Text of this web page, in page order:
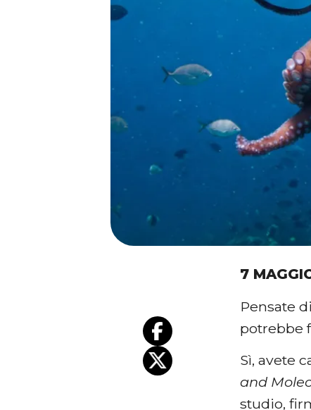
7
Pensate
potrebbe
Sì, avete
and
studio,